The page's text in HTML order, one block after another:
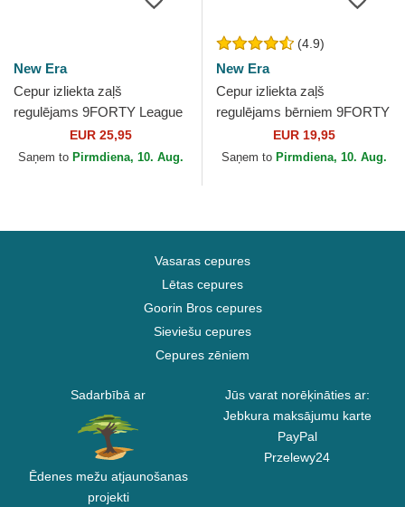
New Era
Cepur izliekta zaļš
regulējams 9FORTY League
Essential no New York
Yankees MLB no New Era
EUR 25,95
Saņem to Pirmdiena, 10. Aug.
(4.9)
New Era
Cepur izliekta zaļš
regulējams bērniem 9FORTY
League Essential no New
York Yankees MLB no New
EUR 19,95
Saņem to Pirmdiena, 10. Aug.
Vasaras cepures
Lētas cepures
Goorin Bros cepures
Sieviešu cepures
Cepures zēniem
Sadarbībā ar
Ēdenes mežu atjaunošanas
projekti
Jūs varat norēķināties ar:
Jebkura maksājumu karte
PayPal
Przelewy24